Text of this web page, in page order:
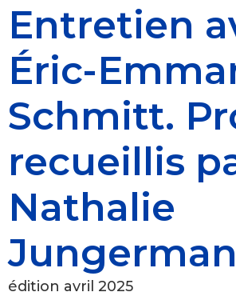
Entretien
Éric-
Schmitt.
recueillis
Nathalie
Jungerman
édition avril 2025